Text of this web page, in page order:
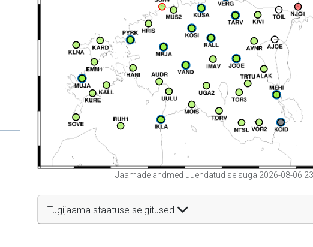
Jaamade andmed uuendatud seisuga 2026-08-06
Tugijaama staatuse selgitused